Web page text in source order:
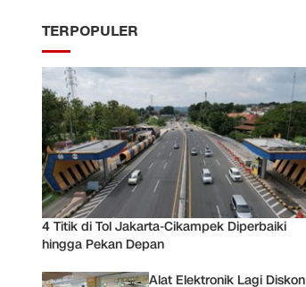
TERPOPULER
4 Titik di Tol Jakarta-Cikampek Diperbaiki
hingga Pekan Depan
Alat Elektronik Lagi Diskon